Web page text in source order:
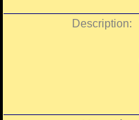
Description: